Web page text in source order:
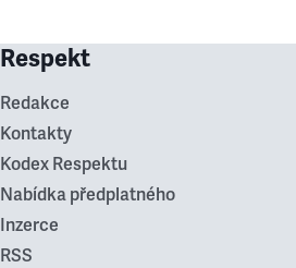
Respekt
Redakce
Kontakty
Kodex Respektu
Nabídka předplatného
Inzerce
RSS